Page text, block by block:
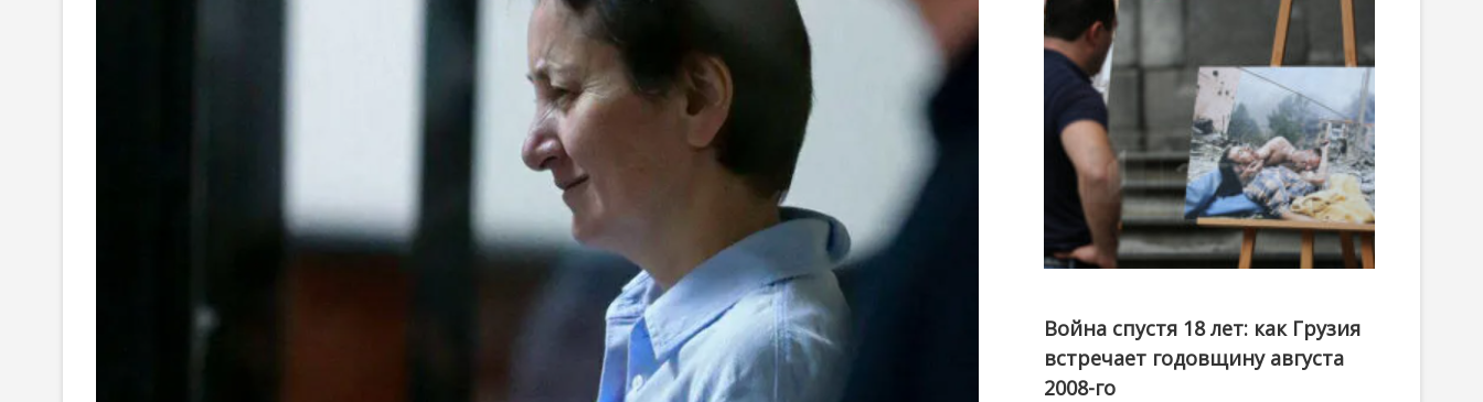
o
n
канал
Война спустя 18 лет: как Грузия
встречает годовщину августа
2008-го